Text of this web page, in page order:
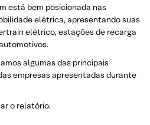
está bem posicionada nas
elétrica, apresentando suas
elétrico, estações de recarga
algumas das principais
empresas apresentadas durante
o relatório.